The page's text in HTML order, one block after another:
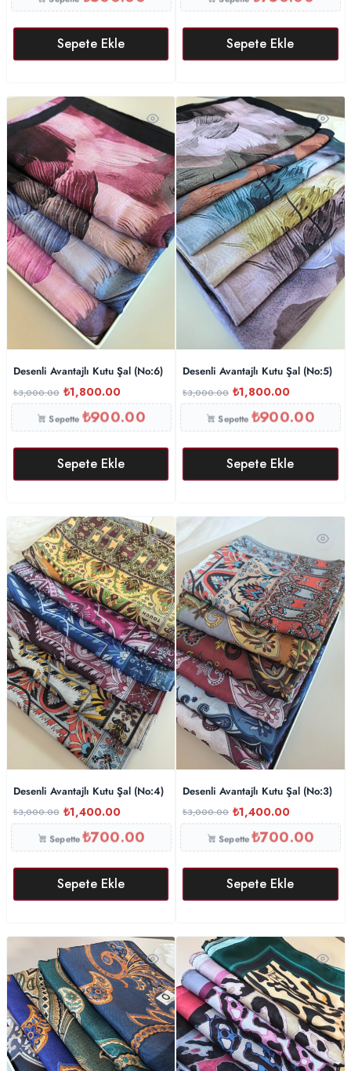
Sepete Ekle Sepete Ekle
Desenli Avantajlı Kutu Şal (No:6)
₺3,000.00 ₺1,800.00
Sepette ₺900.00
Sepete Ekle
Desenli Avantajlı Kutu Şal (No:5)
₺3,000.00 ₺1,800.00
Sepette₺900.00
Sepete Ekle
Desenli Avantajlı Kutu Şal (No:4)
₺3,000.00 ₺1,400.00
Sepette₺700.00
Sepete Ekle
Desenli Avantajlı Kutu Şal (No:3)
₺3,000.00 ₺1,400.00
Sepette₺700.00
Sepete Ekle